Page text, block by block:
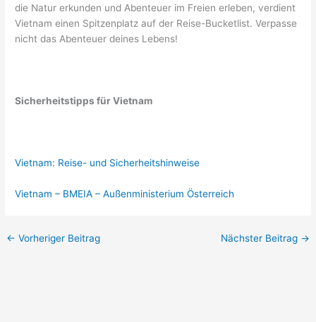
die Natur erkunden und Abenteuer im Freien erleben, verdient
Vietnam einen Spitzenplatz auf der Reise-Bucketlist. Verpasse
nicht das Abenteuer deines Lebens!
Sicherheitstipps für Vietnam
Vietnam: Reise- und Sicherheitshinweise
Vietnam – BMEIA – Außenministerium Österreich
← Vorheriger Beitrag Nächster Beitrag →